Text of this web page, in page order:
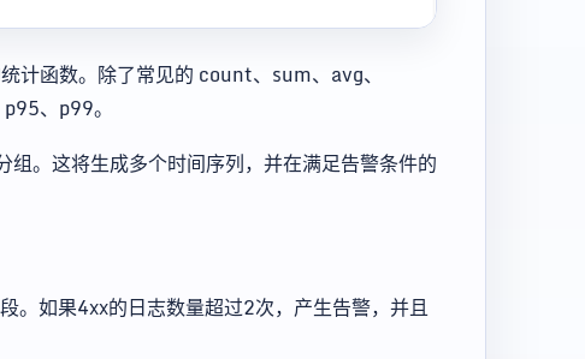
计函数。除了常见的 count、sum、avg、
、p99。
组。这将生成多个时间序列，并在满足告警条件的
。如果4xx的日志数量超过2次，产生告警，并且